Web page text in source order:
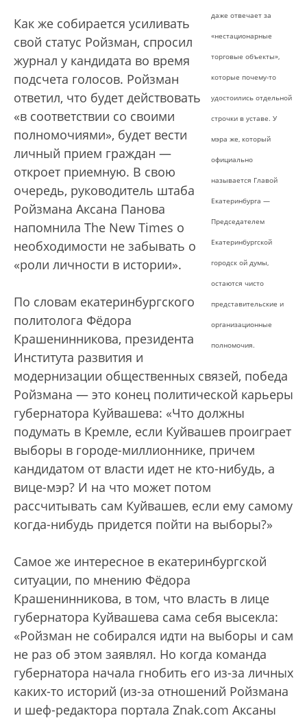
даже отвечает за
«нестационарные
торговые объекты»,
которые почему-то
удостоились отдельной
строчки в уставе. У
мэра же, который
официально
называется Главой
Екатеринбурга —
Председателем
Екатеринбургской
городск ой думы,
остаются чисто
представительские и
организационные
полномочия.
Как же собирается усиливать
свой статус Ройзман, спросил
журнал у кандидата во время
подсчета голосов. Ройзман
ответил, что будет действовать
«в соответствии со своими
полномочиями», будет вести
личный прием граждан —
откроет приемную. В свою
очередь, руководитель штаба
Ройзмана Аксана Панова
напомнила The New Times о
необходимости не забывать о
«роли личности в истории».
По словам екатеринбургского
политолога Фёдора
Крашенинникова, президента
Института развития и
модернизации общественных связей, победа
Ройзмана — это конец политической карьеры
губернатора Куйвашева: «Что должны
подумать в Кремле, если Куйвашев проиграет
выборы в городе-миллионнике, причем
кандидатом от власти идет не кто-нибудь, а
вице-мэр? И на что может потом
рассчитывать сам Куйвашев, если ему самому
когда-нибудь придется пойти на выборы?»
Самое же интересное в екатеринбургской
ситуации, по мнению Фёдора
Крашенинникова, в том, что власть в лице
губернатора Куйвашева сама себя высекла:
«Ройзман не собирался идти на выборы и сам
не раз об этом заявлял. Но когда команда
губернатора начала гнобить его из-за личных
каких-то историй (из-за отношений Ройзмана
и шеф-редактора портала Znak.com Аксаны